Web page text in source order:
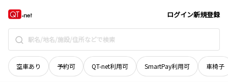
ログイン新規登録
空車あり 予約可 QT-net利用可 SmartPay利用可 車椅子
富山県